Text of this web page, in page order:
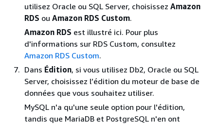
utilisez Oracle ou SQL Server, choisissez Amazon
RDS ou Amazon RDS Custom.
Amazon RDS est illustré ici. Pour plus
d'informations sur RDS Custom, consultez
Amazon RDS Custom.
Dans Édition, si vous utilisez Db2, Oracle ou SQL
Server, choisissez l’édition du moteur de base de
données que vous souhaitez utiliser.
MySQL n'a qu'une seule option pour l'édition,
tandis que MariaDB et PostgreSQL n'en ont